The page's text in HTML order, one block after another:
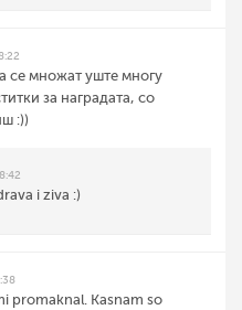
се множат уште многу
за наградата, со
:))
i ziva :)
promaknal. Kasnam so